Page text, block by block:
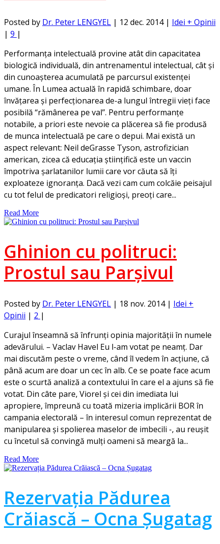
Posted by Dr. Peter LENGYEL | 12 dec. 2014| Idei + Opinii
| 9 |
Performanţa intelectuală provine atât din capacitatea
biologică individuală, din antrenamentul intelectual, cât şi
din cunoaşterea acumulată pe parcursul existenţei
umane. În Lumea actuală în rapidă schimbare, doar
învăţarea şi perfecţionarea de-a lungul întregii vieţi face
posibilă “rămânerea pe val”. Pentru performanţe
notabile, a priori este nevoie ca plăcerea să fie produsă
de munca intelectuală pe care o depui. Mai există un
aspect relevant: Neil deGrasse Tyson, astrofizician
american, zicea că educația științifică este un vaccin
împotriva șarlatanilor lumii care vor căuta să îți
exploateze ignoranța. Dacă vezi cam cum colcăie peisajul
cu tot felul de predicatori religioși, preoți care...
Read More
Ghinion cu politruci:
Prostul sau Parșivul
Posted by Dr. Peter LENGYEL | 18 nov. 2014| Idei +
Opinii | 2 |
Curajul înseamnă să înfrunți opinia majorității în numele
adevărului. – Vaclav Havel Eu l-am votat pe neamț. Dar
mai discutăm peste o vreme, când îl vedem în acțiune, că
până acum are doar un cec în alb. Ce se poate face acum
este o scurtă analiză a contextului în care el a ajuns să fie
votat. Din câte pare, Viorel și cei din imediata lui
apropiere, împreună cu toată mizeria implicării BOR în
campania electorală – în interesul comun reprezentat de
manipularea și spolierea maselor de imbecili -, au reușit
cu încetul să convingă mulți oameni să meargă la...
Read More
Rezervația Pădurea
Crăiască – Ocna Șugatag